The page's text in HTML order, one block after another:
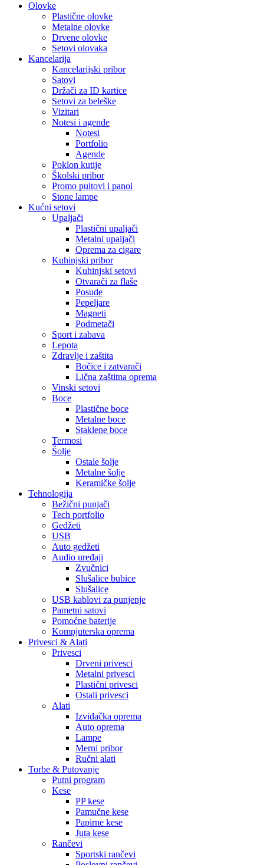
Olovke
Plastične olovke
Metalne olovke
Drvene olovke
Setovi olovaka
Kancelarija
Kancelarijski pribor
Satovi
Držači za ID kartice
Setovi za beleške
Vizitari
Notesi i agende
Notesi
Portfolio
Agende
Poklon kutije
Školski pribor
Promo pultovi i panoi
Stone lampe
Kućni setovi
Upaljači
Plastični upaljači
Metalni upaljači
Oprema za cigare
Kuhinjski pribor
Kuhinjski setovi
Otvarači za flaše
Posude
Pepeljare
Magneti
Podmetači
Sport i zabava
Lepota
Zdravlje i zaštita
Bočice i zatvarači
Lična zaštitna oprema
Vinski setovi
Boce
Plastične boce
Metalne boce
Staklene boce
Termosi
Šolje
Ostale šolje
Metalne šolje
Keramičke šolje
Tehnologija
Bežični punjači
Tech portfolio
Gedžeti
USB
Auto gedžeti
Audio uređaji
Zvučnici
Slušalice bubice
Slušalice
USB kablovi za punjenje
Pametni satovi
Pomoćne baterije
Kompjuterska oprema
Privesci & Alati
Privesci
Drveni privesci
Metalni privesci
Plastični privesci
Ostali privesci
Alati
Izviđačka oprema
Auto oprema
Lampe
Merni pribor
Ručni alati
Torbe & Putovanje
Putni program
Kese
PP kese
Pamučne kese
Papirne kese
Juta kese
Rančevi
Sportski rančevi